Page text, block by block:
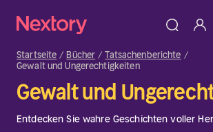
Startseite Bücher
Tatsachenberichte
Gewalt und Ungerechtigkeiten
Gewalt und
Entdecken Sie wahre Geschichten voller